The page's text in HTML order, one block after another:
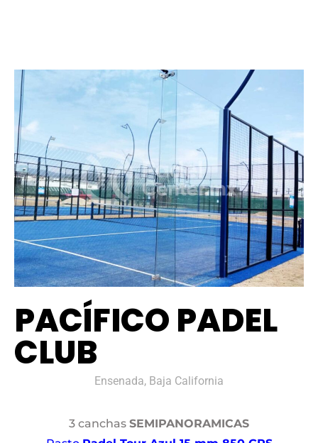
PACÍFICO PADEL
CLUB
Ensenada, Baja California
3 canchas SEMIPANORAMICAS